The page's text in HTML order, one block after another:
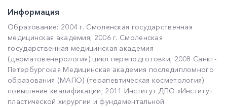
Информация
Образование: 2004 г. Смоленская государственная
медицинская академия; 2006 г. Смоленская
государственная медицинская академия
(дерматовенерология) цикл переподготовки; 2008 Санкт-
Петербургская Медицинская академия последипломного
образования (МАПО) (терапевтическая косметология)
повышение квалификации; 2011 Институт ДПО «Институт
пластической хирургии и фундаментальной